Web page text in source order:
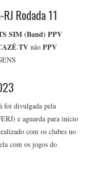
Rodada 11
SIM (Band) PPV
TV nãoPPV
foi divulgada pela
e aguarda para início
com os clubes no
com os jogos do